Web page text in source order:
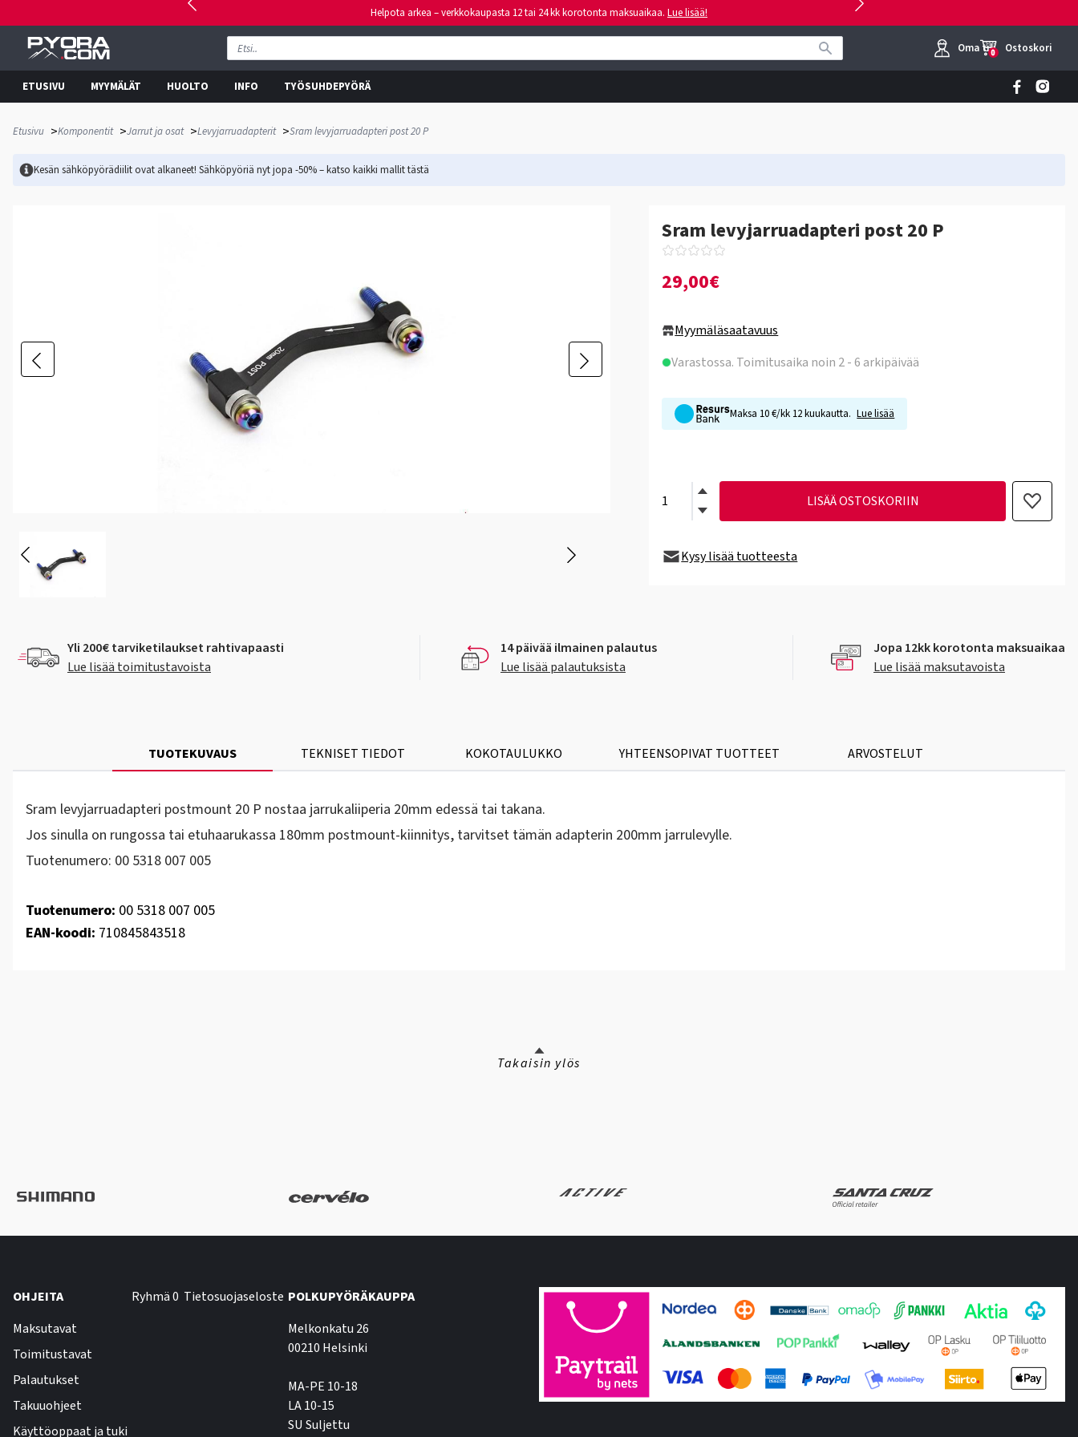
Helpota arkea – verkkokaupasta 12 tai 24 kk korotonta maksuaikaa. Lue lisää!
Oma tili
0 Ostoskori
ETUSIVU MYYMÄLÄT HUOLTO INFO TYÖSUHDEPYÖRÄ
Etusivu >Komponentit >Jarrut ja osat >Levyjarruadapterit >Sram levyjarruadapteri post 20 P
Kesän sähköpyörädiilit ovat alkaneet! Sähköpyöriä nyt jopa -50% – katso kaikki mallittästä
Sram levyjarruadapteri post 20 P
29,00€
Myymäläsaatavuus
Varastossa. Toimitusaika noin 2 - 6 arkipäivää
Maksa 10 €/kk 12 kuukautta. Lue lisää
LISÄÄ OSTOSKORIIN
Kysy lisää tuotteesta
Yli 200€ tarviketilaukset rahtivapaasti
Lue lisää toimitustavoista
14 päivää ilmainen palautus
Lue lisää palautuksista
Jopa 12kk korotonta maksuaikaa
Lue lisää maksutavoista
TUOTEKUVAUS TEKNISET TIEDOT KOKOTAULUKKO YHTEENSOPIVAT TUOTTEET ARVOSTELUT
Sram levyjarruadapteri postmount 20 P nostaa jarrukaliiperia 20mm edessä tai takana.
Jos sinulla on rungossa tai etuhaarukassa 180mm postmount-kiinnitys, tarvitset tämän adapterin 200mm jarrulevylle.
Tuotenumero: 00 5318 007 005
Tuotenumero: 00 5318 007 005
EAN-koodi: 710845843518
Takaisin ylös
OHJEITA
Maksutavat
Toimitustavat
Palautukset
Takuuohjeet
Käyttöoppaat ja tuki
Ryhmä 0 Tietosuojaseloste POLKUPYÖRÄKAUPPA
Melkonkatu 26
00210 Helsinki
MA-PE 10-18
LA 10-15
SU Suljettu